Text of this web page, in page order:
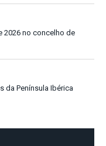
2026 no concelho de
da Península Ibérica